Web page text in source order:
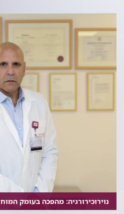
נוירוכירורגיה: מהפכה בעומק המוח